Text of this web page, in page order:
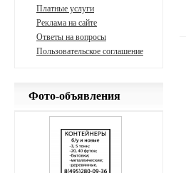
Платные услуги
Реклама на сайте
Ответы на вопросы
Пользовательское соглашение
Фото-объявления